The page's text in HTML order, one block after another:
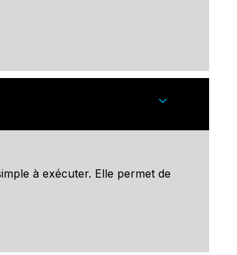
à exécuter. Elle permet de